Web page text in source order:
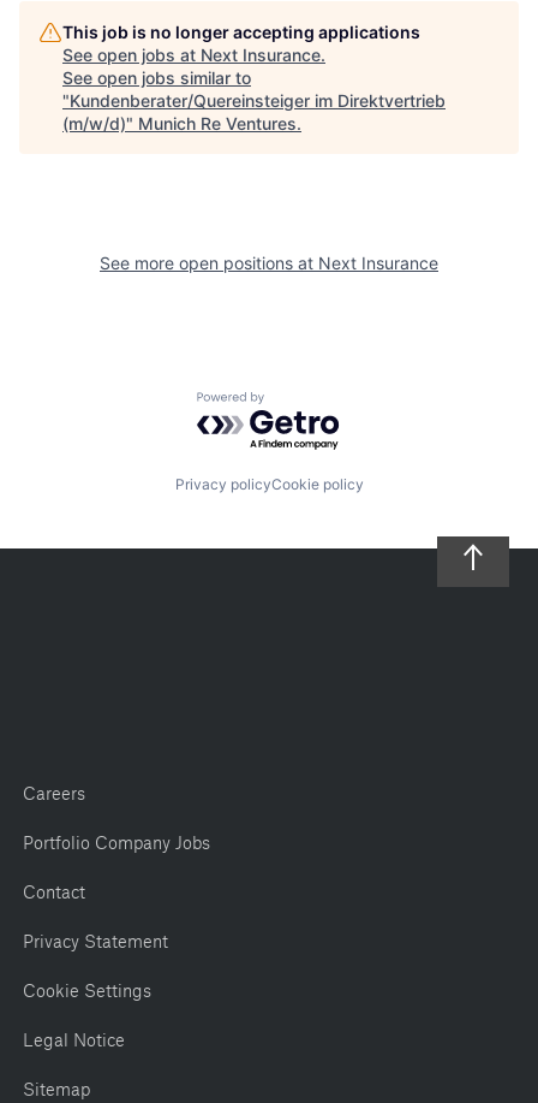
This job is no longer accepting applications
See open jobs at Next Insurance.
See open jobs similar to
"Kundenberater/Quereinsteiger im Direktvertrieb
(m/w/d)" Munich Re Ventures.
See more open positions at Next Insurance
Powered by Getro.com
Privacy policyCookie policy
Careers
Portfolio Company Jobs
Contact
Privacy Statement
Cookie Settings
Legal Notice
Sitemap